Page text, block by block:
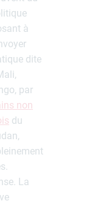
à
dite
par
non
du
La